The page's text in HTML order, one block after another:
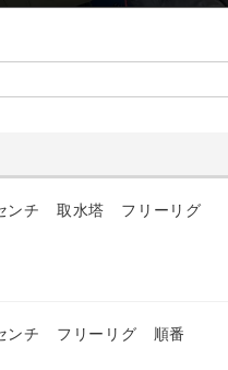
ンチ 取水塔 フリーリグ
ンチ フリーリグ 順番